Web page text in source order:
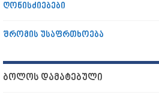
ღონისძიებები
შრომის უსაფრთხოება
ᲑᲝᲚᲝᲡ ᲓᲐᲛᲐᲢᲔᲑᲣᲚᲘ